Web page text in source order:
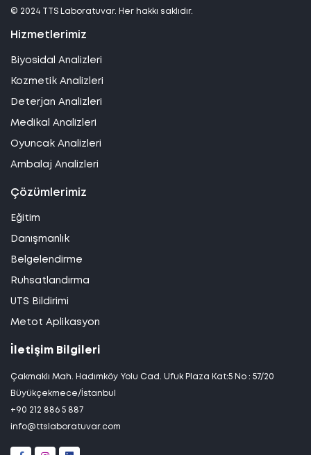
© 2024 TTS Laboratuvar. Her hakkı saklıdır.
Hizmetlerimiz
Biyosidal Analizleri
Kozmetik Analizleri
Deterjan Analizleri
Medikal Analizleri
Oyuncak Analizleri
Ambalaj Analizleri
Çözümlerimiz
Eğitim
Danışmanlık
Belgelendirme
Ruhsatlandırma
UTS Bildirimi
Metot Aplikasyon
İletişim Bilgileri
Çakmaklı Mah. Hadımköy Yolu Cad. Ufuk Plaza Kat:5 No : 57/20
Büyükçekmece/İstanbul
+90 212 886 5 887
info@ttslaboratuvar.com